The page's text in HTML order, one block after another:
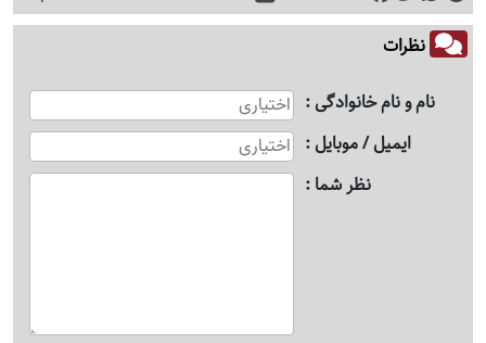
نظرات
نام و نام خانوادگی
ایمیل / موبایل
نظر شما